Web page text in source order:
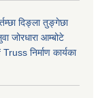
दिङ्ला तुङ्गेछा
जोरधारा आम्बोटे
निर्माण कार्यका